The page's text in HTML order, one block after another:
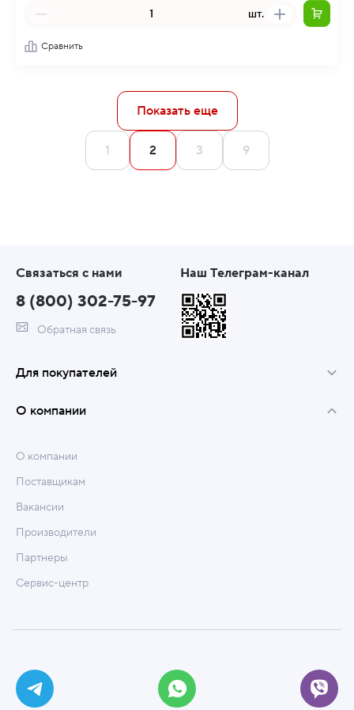
шт.
Сравнить
Показать еще
1 2 3 9
Связаться с нами
8 (800) 302-75-97
Обратная связь
Наш Телеграм-канал
Для покупателей
О компании
О компании
Поставщикам
Вакансии
Производители
Партнеры
Сервис-центр